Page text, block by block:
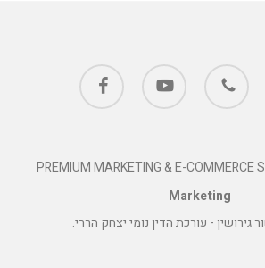
facebook youtube phone
PREMIUM MARKETING & E-COMMERCE
Marketing